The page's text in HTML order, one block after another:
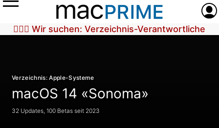
Menü
🕵🏼‍♀️ Wir suchen: Verzeichnis-Verantwortliche
Verzeichnis: Apple-Systeme
macOS 14 «Sonoma»
32 Updates, 100 Betas seit 2023